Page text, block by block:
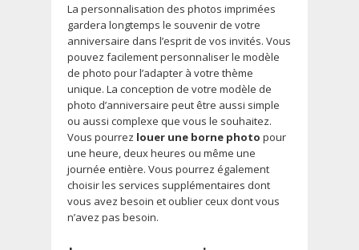
La personnalisation des photos imprimées
gardera longtemps le souvenir de votre
anniversaire dans l’esprit de vos invités. Vous
pouvez facilement personnaliser le modèle
de photo pour l’adapter à votre thème
unique. La conception de votre modèle de
photo d’anniversaire peut être aussi simple
ou aussi complexe que vous le souhaitez.
Vous pourrez louer une borne photo pour
une heure, deux heures ou même une
journée entière. Vous pourrez également
choisir les services supplémentaires dont
vous avez besoin et oublier ceux dont vous
n’avez pas besoin.